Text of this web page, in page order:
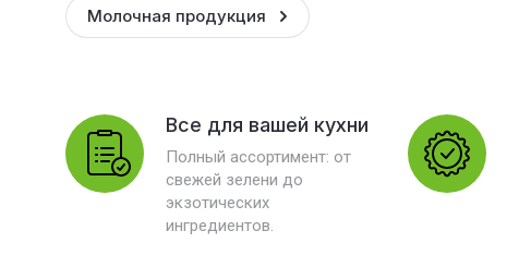
Молочная продукция
Все для вашей кухни
Полный ассортимент: от
свежей зелени до
экзотических
ингредиентов.